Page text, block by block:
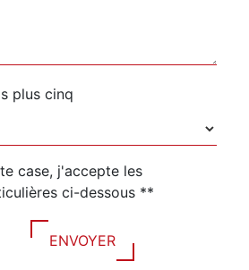
plus cinq
case, j'accepte les
ci-dessous **
ENVOYER